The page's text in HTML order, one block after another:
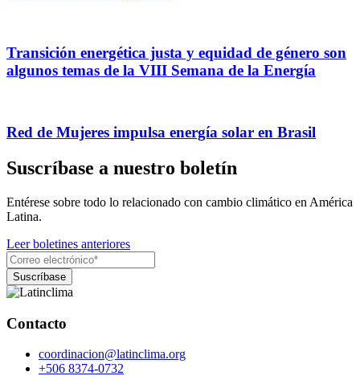
Transición energética justa y equidad de género son
algunos temas de la VIII Semana de la Energía
Red de Mujeres impulsa energía solar en Brasil
Suscríbase a nuestro boletín
Entérese sobre todo lo relacionado con cambio climático en América
Latina.
Leer boletines anteriores
Contacto
coordinacion@latinclima.org
+506 8374-0732